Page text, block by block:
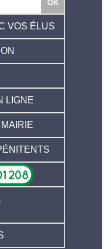
VOS ÉLUS
LIGNE